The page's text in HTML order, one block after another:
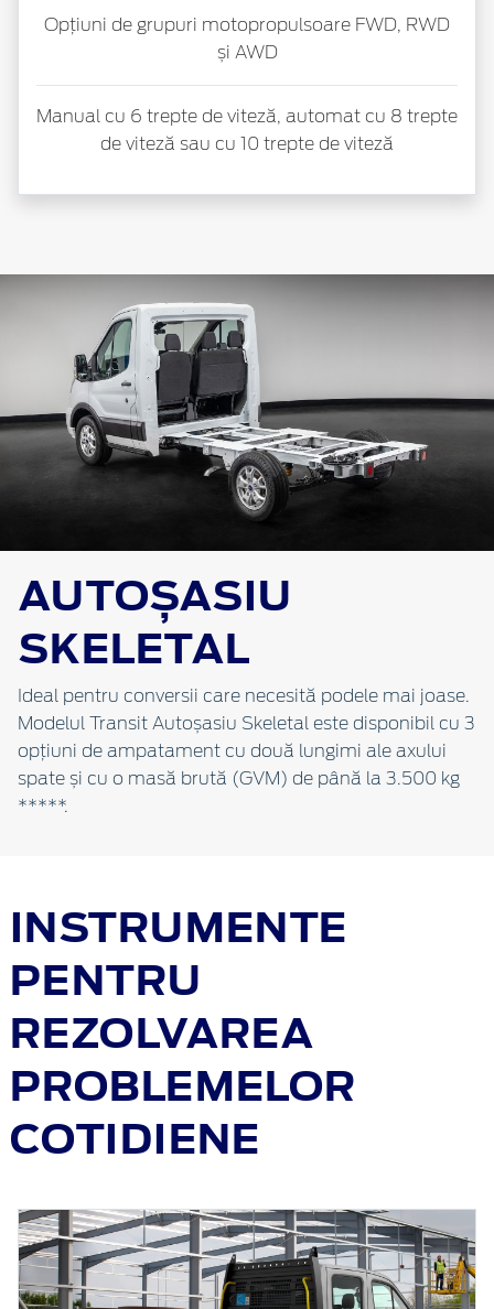
Opțiuni de grupuri motopropulsoare FWD, RWD
și AWD
Manual cu 6 trepte de viteză, automat cu 8 trepte
de viteză sau cu 10 trepte de viteză
AUTOȘASIU
SKELETAL
Ideal pentru conversii care necesită podele mai joase.
Modelul Transit Autoșasiu Skeletal este disponibil cu 3
opțiuni de ampatament cu două lungimi ale axului
spate și cu o masă brută (GVM) de până la 3.500 kg
*****.
INSTRUMENTE
PENTRU
REZOLVAREA
PROBLEMELOR
COTIDIENE